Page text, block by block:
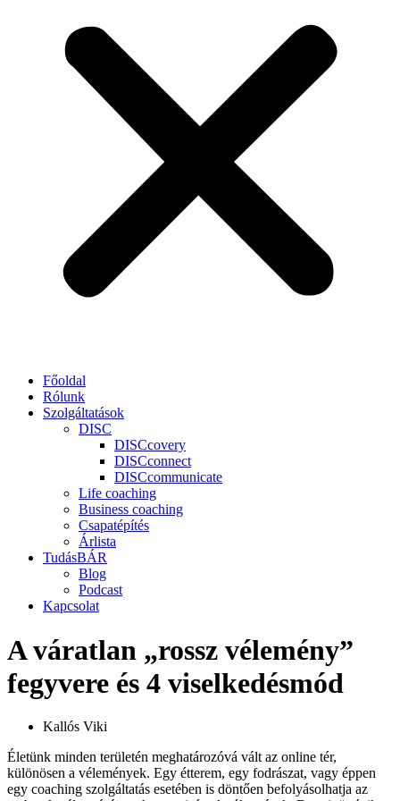
Főoldal
Rólunk
Szolgáltatások
DISC
DISCcovery
DISCconnect
DISCcommunicate
Life coaching
Business coaching
Csapatépítés
Árlista
TudásBÁR
Blog
Podcast
Kapcsolat
A váratlan „rossz vélemény”
fegyvere és 4 viselkedésmód
Kallós Viki
Életünk minden területén meghatározóvá vált az online tér,
különösen a vélemények. Egy étterem, egy fodrászat, vagy éppen
egy coaching szolgáltatás esetében is döntően befolyásolhatja az